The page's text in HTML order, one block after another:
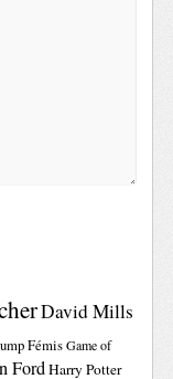
David Mills
Fémis Game of
FordHarry Potter